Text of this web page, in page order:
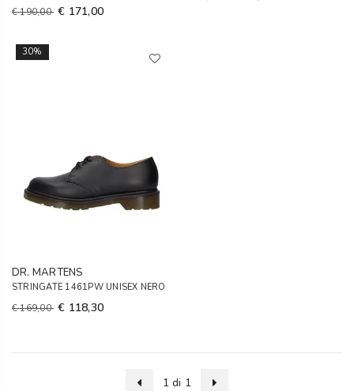
€ 190,00 € 171,00
30%
DR. MARTENS
STRINGATE 1461PW UNISEX NERO
€ 169,00 € 118,30
1 di 1